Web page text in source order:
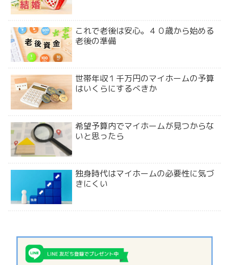
これで老後は安心。４０歳から始める
老後の準備
世帯年収１千万円のマイホームの予算
はいくらにするべきか
希望予算内でマイホームが見つからな
いと思ったら
独身時代はマイホームの必要性に気づ
きにくい